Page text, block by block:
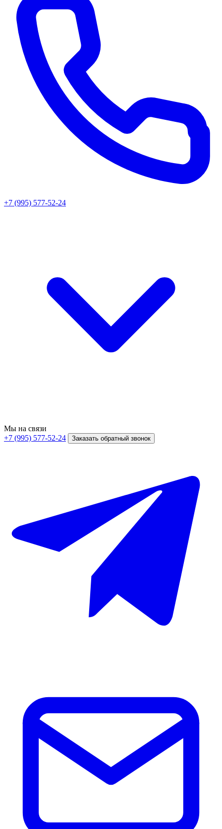
+7 (995) 577-52-24
Мы на связи
+7 (995) 577-52-24
Заказать обратный звонок